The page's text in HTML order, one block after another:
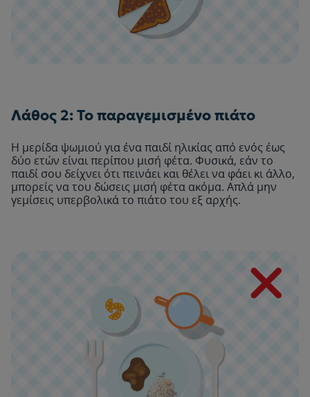
Λάθος 2: Το παραγεμισμένο πιάτο
Η μερίδα ψωμιού για ένα παιδί ηλικίας από ενός έως
δύο ετών είναι περίπου μισή φέτα. Φυσικά, εάν το
παιδί σου δείχνει ότι πεινάει και θέλει να φάει κι άλλο,
μπορείς να του δώσεις μισή φέτα ακόμα. Απλά μην
γεμίσεις υπερβολικά το πιάτο του εξ αρχής.